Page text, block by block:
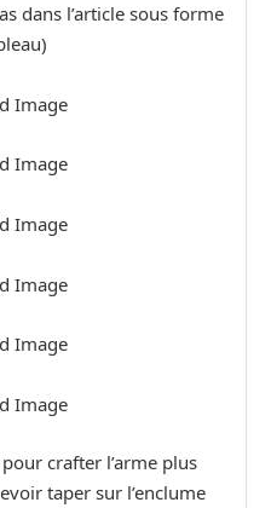
dans l’article sous forme
crafter l’arme plus
taper sur l’enclume